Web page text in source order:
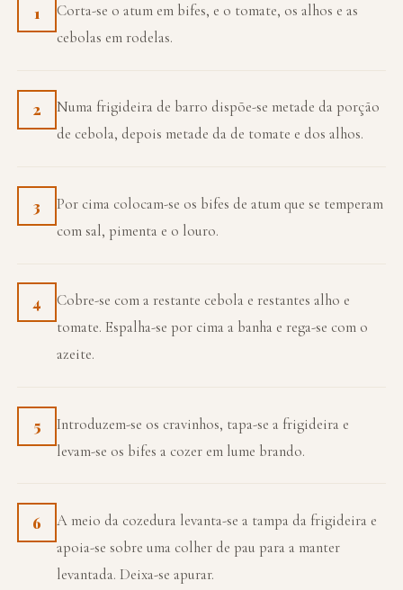
1
Corta-se o atum em bifes, e o tomate, os alhos e as
cebolas em rodelas.
2
Numa frigideira de barro dispõe-se metade da porção
de cebola, depois metade da de tomate e dos alhos.
3
Por cima colocam-se os bifes de atum que se temperam
com sal, pimenta e o louro.
4
Cobre-se com a restante cebola e restantes alho e
tomate. Espalha-se por cima a banha e rega-se com o
azeite.
5
Introduzem-se os cravinhos, tapa-se a frigideira e
levam-se os bifes a cozer em lume brando.
6
A meio da cozedura levanta-se a tampa da frigideira e
apoia-se sobre uma colher de pau para a manter
levantada. Deixa-se apurar.